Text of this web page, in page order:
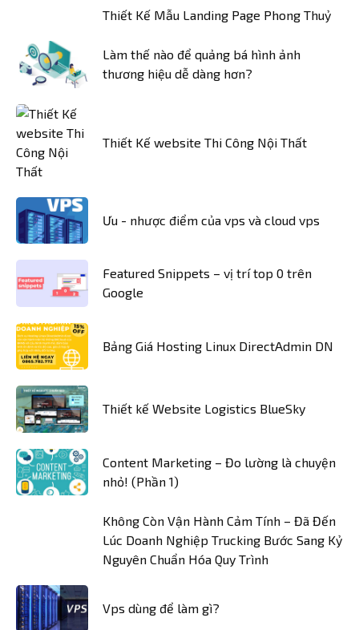
Thiết Kế Mẫu Landing Page Phong Thuỷ
Làm thế nào để quảng bá hình ảnh
thương hiệu dễ dàng hơn?
Thiết Kế website Thi Công Nội Thất
Ưu - nhược điểm của vps và cloud vps
Featured Snippets – vị trí top 0 trên
Google
Bảng Giá Hosting Linux DirectAdmin DN
Thiết kế Website Logistics BlueSky
Content Marketing – Đo lường là chuyện
nhỏ! (Phần 1)
Không Còn Vận Hành Cảm Tính – Đã Đến
Lúc Doanh Nghiệp Trucking Bước Sang Kỷ
Nguyên Chuẩn Hóa Quy Trình
Vps dùng để làm gì?